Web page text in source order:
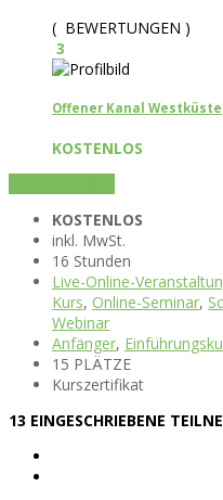
( BEWERTUNGEN )
3
Offener Kanal Westküste
KOSTENLOS
KOSTENLOS
inkl. MwSt.
16 Stunden
Live-Online-
Kurs, Online-Seminar,
Webinar
Anfänger,
15 PLÄTZE
Kurszertifikat
13 EINGESCHRIEBENE